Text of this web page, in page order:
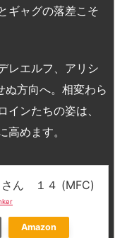
ギャグの落差こそ
レエルフ、アリシ
ぬ方向へ。相変わら
ンたちの姿は、
めます。
さん １４ (MFC)
Amazon